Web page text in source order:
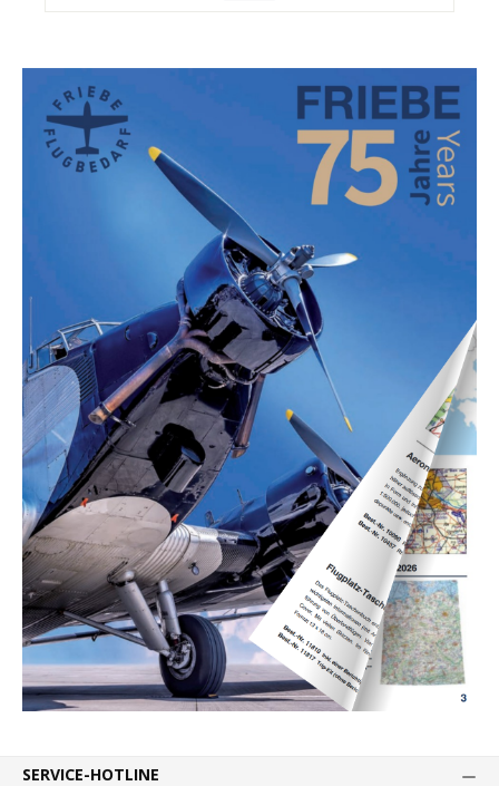
SERVICE-HOTLINE